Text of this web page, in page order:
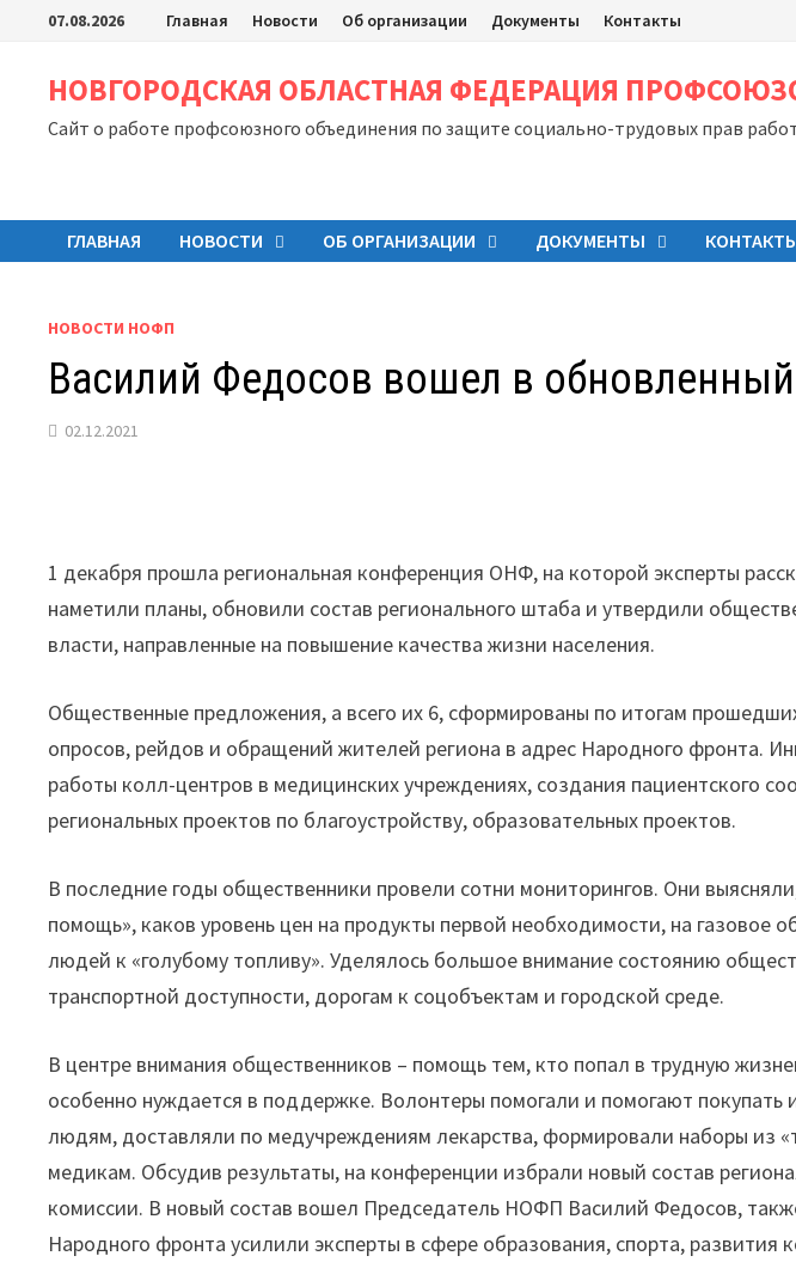
Перейти
содержимому
07.08.2026 Главная Новости Об организации Документы Контакты
НОВГОРОДСКАЯ ОБЛАСТНАЯ ФЕДЕРАЦИЯ
Сайт о работе профсоюзного объединения по защите социально-трудовых прав
ГЛАВНАЯ НОВОСТИ ОБ ОРГАНИЗАЦИИ ДОКУМЕНТЫ
НОВОСТИ НОФП
Василий Федосов вошел в
02.12.2021
1 декабря прошла региональная конференция ОНФ, на которой эксперты
наметили планы, обновили состав регионального штаба и утвердили
власти, направленные на повышение качества жизни населения.
Общественные предложения, а всего их 6, сформированы по итогам
опросов, рейдов и обращений жителей региона в адрес Народного фронта.
работы колл-центров в медицинских учреждениях, создания пациентского
региональных проектов по благоустройству, образовательных проектов.
В последние годы общественники провели сотни мониторингов. Они
помощь», каков уровень цен на продукты первой необходимости, на газовое
людей к «голубому топливу». Уделялось большое внимание состоянию
транспортной доступности, дорогам к соцобъектам и городской среде.
В центре внимания общественников – помощь тем, кто попал в трудную
особенно нуждается в поддержке. Волонтеры помогали и помогают
людям, доставляли по медучреждениям лекарства, формировали наборы из
медикам. Обсудив результаты, на конференции избрали новый состав
комиссии. В новый состав вошел Председатель НОФП Василий Федосов,
Народного фронта усилили эксперты в сфере образования, спорта, развития